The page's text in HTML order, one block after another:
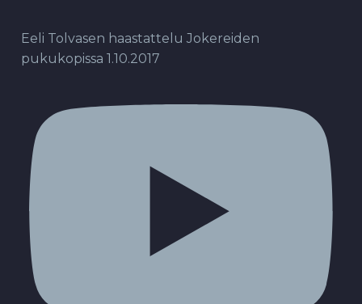
Eeli Tolvasen haastattelu Jokereiden
pukukopissa 1.10.2017